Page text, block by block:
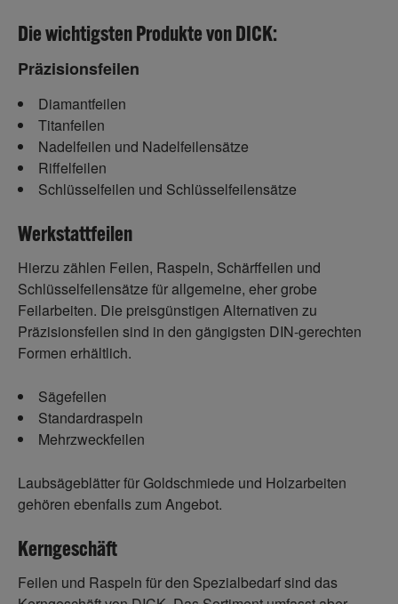
Die wichtigsten Produkte von DICK:
Präzisionsfeilen
Diamantfeilen
Titanfeilen
Nadelfeilen und Nadelfeilensätze
Riffelfeilen
Schlüsselfeilen und Schlüsselfeilensätze
Werkstattfeilen
Hierzu zählen Feilen, Raspeln, Schärffeilen und
Schlüsselfeilensätze für allgemeine, eher grobe
Feilarbeiten. Die preisgünstigen Alternativen zu
Präzisionsfeilen sind in den gängigsten DIN-gerechten
Formen erhältlich.
Sägefeilen
Standardraspeln
Mehrzweckfeilen
Laubsägeblätter für Goldschmiede und Holzarbeiten
gehören ebenfalls zum Angebot.
Kerngeschäft
Feilen und Raspeln für den Spezialbedarf sind das